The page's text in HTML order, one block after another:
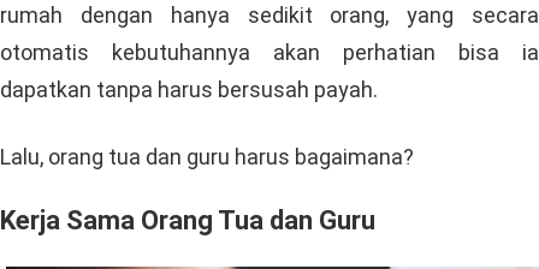
rumah dengan hanya sedikit orang, yang secara
otomatis kebutuhannya akan perhatian bisa ia
dapatkan tanpa harus bersusah payah.
Lalu, orang tua dan guru harus bagaimana?
Kerja Sama Orang Tua dan Guru